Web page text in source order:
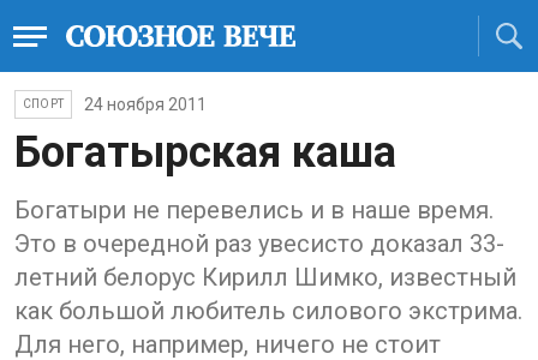
СПОРТ 24 ноября 2011
Богатырская каша
Богатыри не перевелись и в наше время.
Это в очередной раз увесисто доказал 33-
летний белорус Кирилл Шимко, известный
как большой любитель силового экстрима.
Для него, например, ничего не стоит